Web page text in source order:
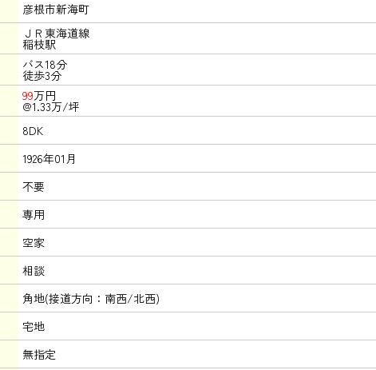
彦根市新海町
ＪＲ東海道線
稲枝駅
バス18分
徒歩3分
99万円
@1.33万/坪
8DK
1926年01月
不要
専用
空家
相談
角地(接道方向：南西/北西)
宅地
無指定